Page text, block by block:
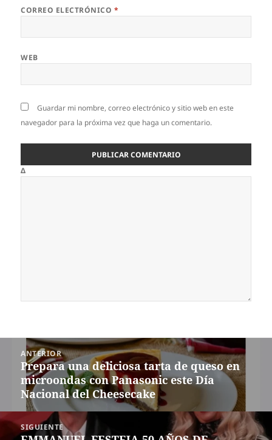
CORREO ELECTRÓNICO *
WEB
Guardar mi nombre, correo electrónico y sitio web en este
navegador para la próxima vez que haga un comentario.
Δ
Navegación
entradas
ANTERIOR
Entrada
anterior:
Prepara una deliciosa tarta de queso en
microondas con Panasonic este Día
Nacional del Cheesecake
SIGUIENTE